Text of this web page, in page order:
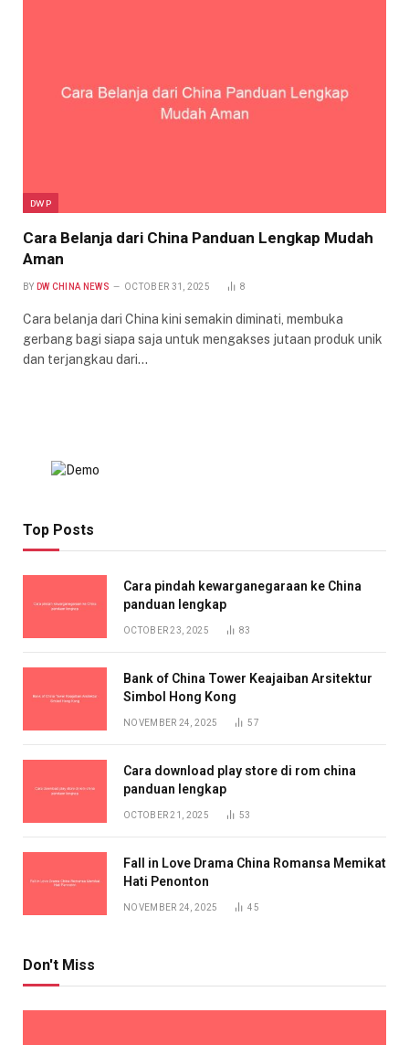
DWP
Cara Belanja dari China Panduan Lengkap Mudah
Aman
BY DW CHINA NEWS OCTOBER 31, 2025 8
Cara belanja dari China kini semakin diminati, membuka
gerbang bagi siapa saja untuk mengakses jutaan produk unik
dan terjangkau dari…
Top Posts
Cara pindah kewarganegaraan ke China
panduan lengkap
OCTOBER 23, 2025 83
Bank of China Tower Keajaiban Arsitektur
Simbol Hong Kong
NOVEMBER 24, 2025 57
Cara download play store di rom china
panduan lengkap
OCTOBER 21, 2025 53
Fall in Love Drama China Romansa Memikat
Hati Penonton
NOVEMBER 24, 2025 45
Don't Miss